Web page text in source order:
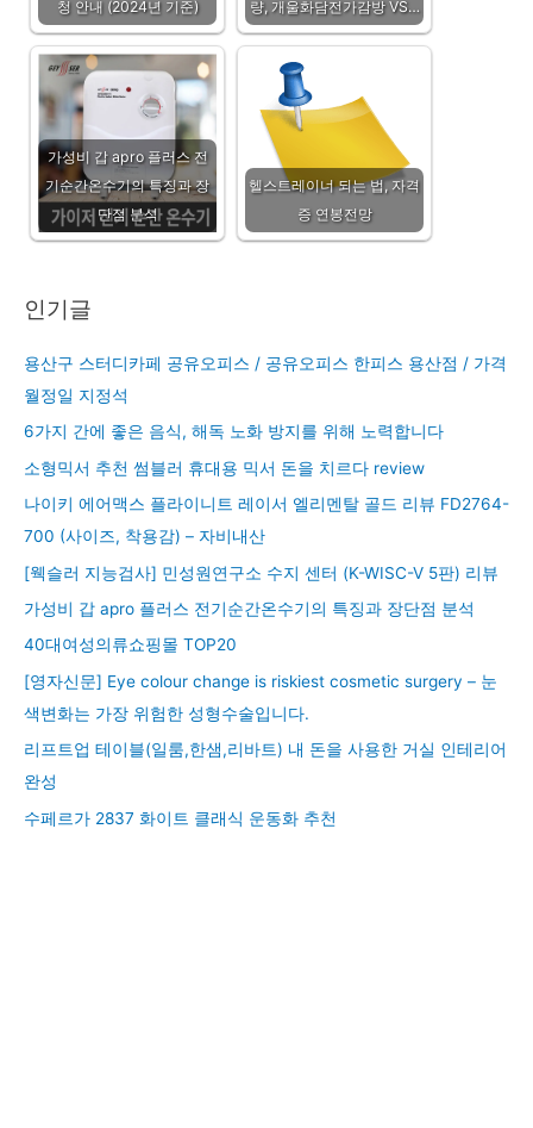
청 안내 (2024년 기준)
량, 개울화담전가감방 VS…
가성비 갑 apro 플러스 전
기순간온수기의 특징과 장
단점 분석
헬스트레이너 되는 법, 자격
증 연봉전망
인기글
용산구 스터디카페 공유오피스 / 공유오피스 한피스 용산점 / 가격
월정일 지정석
6가지 간에 좋은 음식, 해독 노화 방지를 위해 노력합니다
소형믹서 추천 썸블러 휴대용 믹서 돈을 치르다 review
나이키 에어맥스 플라이니트 레이서 엘리멘탈 골드 리뷰 FD2764-
700 (사이즈, 착용감) – 자비내산
[웩슬러 지능검사] 민성원연구소 수지 센터 (K-WISC-V 5판) 리뷰
가성비 갑 apro 플러스 전기순간온수기의 특징과 장단점 분석
40대여성의류쇼핑몰 TOP20
[영자신문] Eye colour change is riskiest cosmetic surgery – 눈
색변화는 가장 위험한 성형수술입니다.
리프트업 테이블(일룸,한샘,리바트) 내 돈을 사용한 거실 인테리어
완성
수페르가 2837 화이트 클래식 운동화 추천